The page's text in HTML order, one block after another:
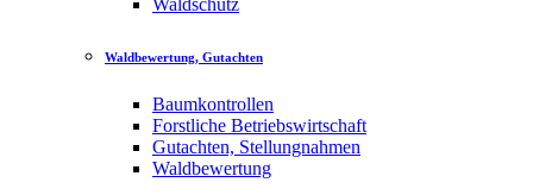
Waldbewertung, Gutachten
Baumkontrollen
Forstliche Betriebswirtschaft
Gutachten, Stellungnahmen
Waldbewertung